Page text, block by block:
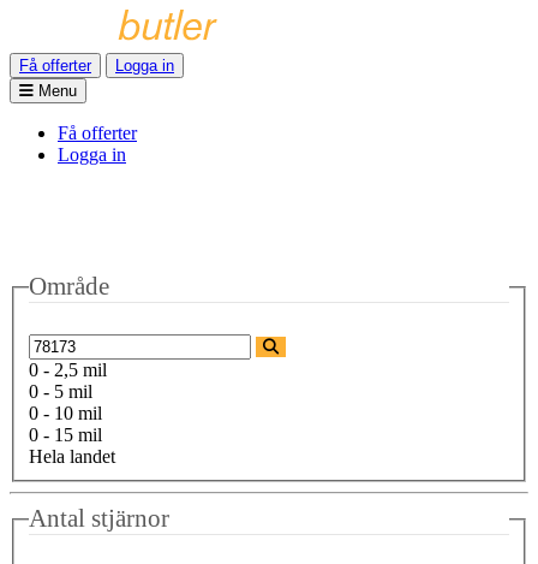
Få offerter
Logga in
Menu
Få offerter
Logga in
Område
0 - 2,5 mil
0 - 5 mil
0 - 10 mil
0 - 15 mil
Hela landet
Antal stjärnor